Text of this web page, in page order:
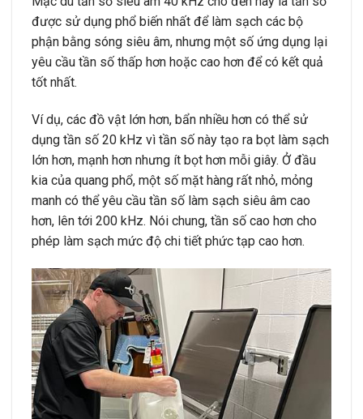
được sử dụng phổ biến nhất để làm sạch các bộ
phận bằng sóng siêu âm, nhưng một số ứng dụng lại
yêu cầu tần số thấp hơn hoặc cao hơn để có kết quả
tốt nhất.
Ví dụ, các đồ vật lớn hơn, bẩn nhiều hơn có thể sử
dụng tần số 20 kHz vì tần số này tạo ra bọt làm sạch
lớn hơn, mạnh hơn nhưng ít bọt hơn mỗi giây. Ở đầu
kia của quang phổ, một số mặt hàng rất nhỏ, mỏng
manh có thể yêu cầu tần số làm sạch siêu âm cao
hơn, lên tới 200 kHz. Nói chung, tần số cao hơn cho
phép làm sạch mức độ chi tiết phức tạp cao hơn.